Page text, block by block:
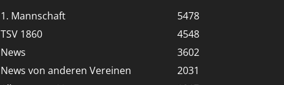
1. Mannschaft
5478
TSV 1860
4548
News
3602
News von anderen Vereinen
2031